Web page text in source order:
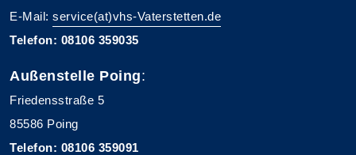
E-Mail: service(at)vhs-Vaterstetten.de
Telefon: 08106 359035
Außenstelle Poing:
Friedensstraße 5
85586 Poing
Telefon: 08106 359091